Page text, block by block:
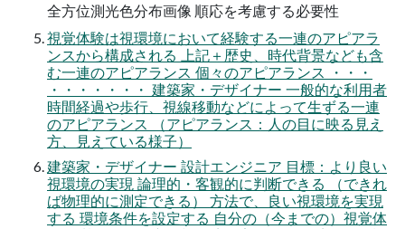
全方位測光色分布画像 順応を考慮する必要性
視覚体験は視環境において経験する一連のアピアラ
ンスから構成される 上記＋歴史、時代背景なども含
む一連のアピアランス 個々のアピアランス ・・・
・・・・・・・ 建築家・デザイナー 一般的な利用者
時間経過や歩行、視線移動などによって生ずる一連
のアピアランス （アピアランス：人の目に映る見え
方、見えている様子）
建築家・デザイナー 設計エンジニア 目標：より良い
視環境の実現 論理的・客観的に判断できる （できれ
ば物理的に測定できる） 方法で、良い視環境を実現
する 環境条件を設定する 自分の（今までの）視覚体